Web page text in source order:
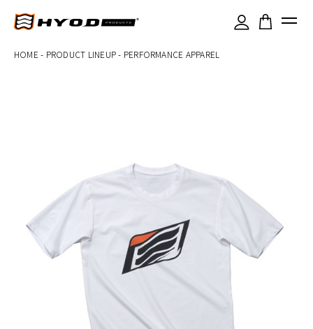
HOME - PRODUCT LINEUP- PERFORMANCE APPAREL ×